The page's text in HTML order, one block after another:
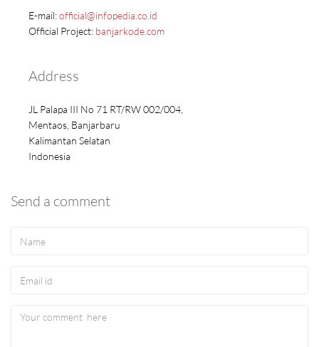
E-mail:official@infopedia.co.id
Official Project: banjarkode.com
Address
JL Palapa III No 71 RT/RW 002/004,
Mentaos, Banjarbaru
Kalimantan Selatan
Indonesia
Send a comment